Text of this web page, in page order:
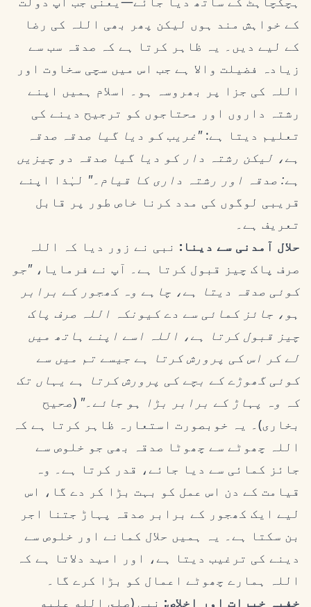
کے خواہش مند ہوں لیکن پھر بھی اللہ کی رضا
کے لیے دیں۔ یہ ظاہر کرتا ہے کہ صدقہ سب سے
زیادہ فضیلت والا ہے جب اس میں سچی سخاوت اور
اللہ کی جزا پر بھروسہ ہو۔ اسلام ہمیں اپنے
رشتہ داروں اور محتاجوں کو ترجیح دینے کی
تعلیم دیتا ہے:"غریب کو دیا گیا صدقہ صدقہ
ہے، لیکن رشتہ دار کو دیا گیا صدقہ دو چیزیں
ہے: صدقہ اور رشتہ داری کا قیام۔" لہٰذا اپنے
قریبی لوگوں کی مدد کرنا خاص طور پر قابل
تعریف ہے۔
حلال آمدنی سے دینا: نبی نے زور دیا کہ اللہ
صرف پاک چیز قبول کرتا ہے۔ آپ نے فرمایا،"جو
کوئی صدقہ دیتا ہے، چاہے وہ کھجور کے برابر
ہو، جائز کمائی سے دے کیونکہ اللہ صرف پاک
چیز قبول کرتا ہے، اللہ اسے اپنے ہاتھ میں
لے کر اس کی پرورش کرتا ہے جیسے تم میں سے
کوئی گھوڑے کے بچے کی پرورش کرتا ہے یہاں تک
کہ وہ پہاڑ کے برابر بڑا ہو جائے۔" (صحیح
بخاری)۔ یہ خوبصورت استعارہ ظاہر کرتا ہے کہ
اللہ چھوٹے سے چھوٹا صدقہ بھی جو خلوص سے
جائز کمائی سے دیا جائے، قدر کرتا ہے۔ وہ
قیامت کے دن اس عمل کو بہت بڑا کر دے گا، اس
لیے ایک کھجور کے برابر صدقہ پہاڑ جتنا اجر
بن سکتا ہے۔ یہ ہمیں حلال کمانے اور خلوص سے
دینے کی ترغیب دیتا ہے، اور امید دلاتا ہے کہ
اللہ ہمارے چھوٹے اعمال کو بڑا کرے گا۔
خفیہ خیرات اور اخلاص: نبی (صلى الله عليه